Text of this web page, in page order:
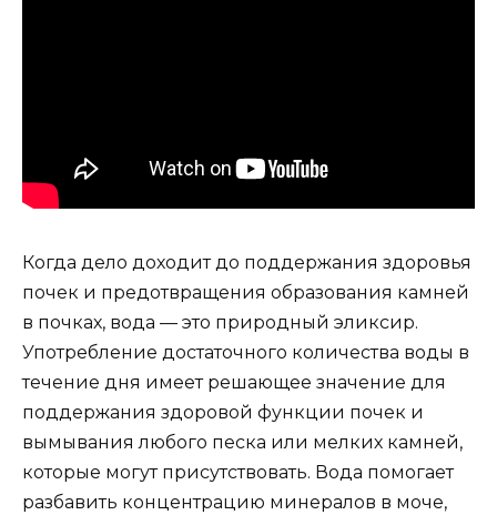
Когда дело доходит до поддержания здоровья
почек и предотвращения образования камней
в почках, вода — это природный эликсир.
Употребление достаточного количества воды в
течение дня имеет решающее значение для
поддержания здоровой функции почек и
вымывания любого песка или мелких камней,
которые могут присутствовать. Вода помогает
разбавить концентрацию минералов в моче,